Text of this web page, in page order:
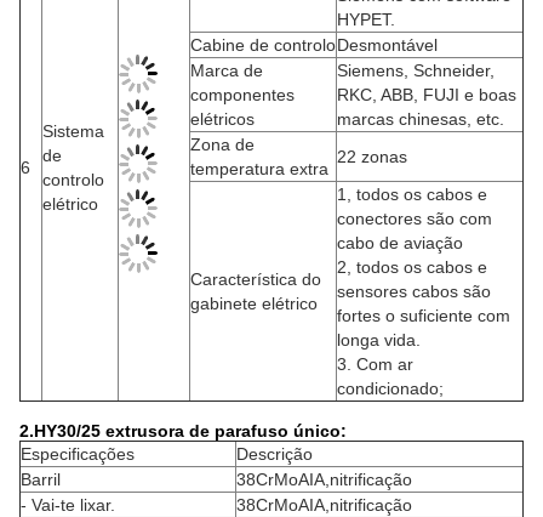
6
Sistema
de
controlo
elétrico
HYPET.
Cabine de controloDesmontável
Marca de
componentes
elétricos
Siemens, Schneider,
RKC, ABB, FUJI e boas
marcas chinesas, etc.
Zona de
temperatura extra
22 zonas
Característica do
gabinete elétrico
1, todos os cabos e
conectores são com
cabo de aviação
2, todos os cabos e
sensores cabos são
fortes o suficiente com
longa vida.
3. Com ar
condicionado;
2.HY30/25 extrusora de parafuso único:
Especificações
Descrição
Barril
38CrMoAIA,nitrificação
- Vai-te lixar.
38CrMoAIA,nitrificação